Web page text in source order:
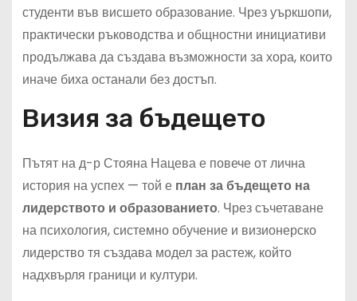
студенти във висшето образование. Чрез уъркшопи,
практически ръководства и общностни инициативи
продължава да създава възможности за хора, които
иначе биха останали без достъп.
Визия за бъдещето
Пътят на д-р Стояна Нацева е повече от лична
история на успех — той е план за бъдещето на
лидерството и образованието. Чрез съчетаване
на психология, системно обучение и визионерско
лидерство тя създава модел за растеж, който
надхвърля граници и култури.